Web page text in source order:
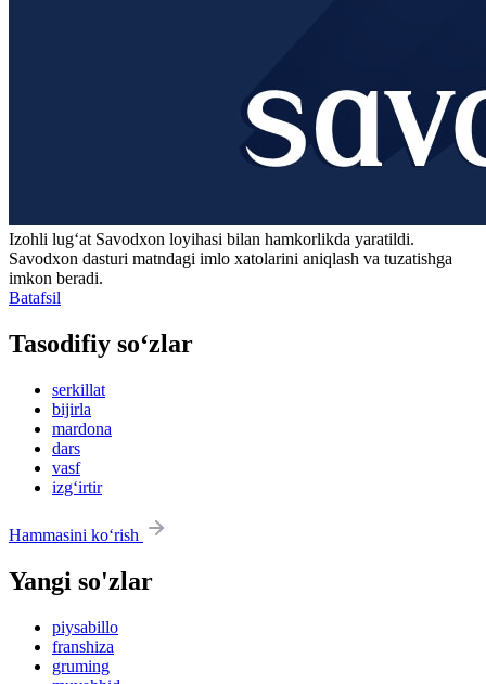
Izohli lugʻat Savodxon loyihasi bilan hamkorlikda yaratildi.
Savodxon dasturi matndagi imlo xatolarini aniqlash va tuzatishga
imkon beradi.
Batafsil
Tasodifiy so‘zlar
serkillat
bijirla
mardona
dars
vasf
izg‘irtir
Hammasini ko‘rish
Yangi so'zlar
piysabillo
franshiza
gruming